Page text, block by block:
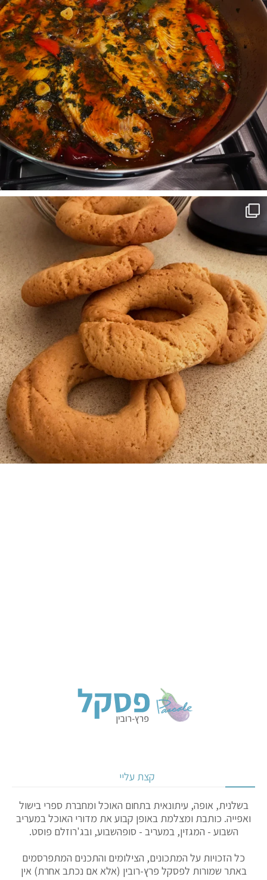
קצת עליי
בשלנית, אופה, עיתונאית בתחום האוכל ומחברת ספרי בישול
ואפייה. כותבת ומצלמת באופן קבוע את מדורי האוכל במעריב
השבוע - המגזין, במעריב - סופהשבוע, ובג'רוזלם פוסט.
כל הזכויות על המתכונים, הצילומים והתכנים המתפרסמים
באתר שמורות לפסקל פרץ-רובין (אלא אם נכתב אחרת) אין